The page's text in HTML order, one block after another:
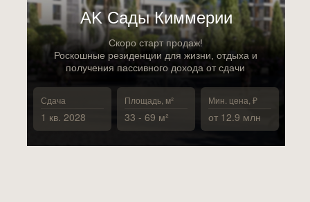
от 12.9 млн
Мин. цена, ₽
33 - 69 м²
Площадь, м²
1 кв. 2028
Сдача
Скоро старт продаж!
Роскошные резиденции для жизни, отдыха и
получения пассивного дохода от сдачи
АK Сады Киммерии